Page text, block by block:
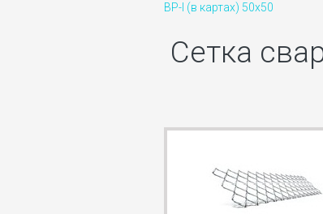
ВР-I (в картах) 50х50
Сетка